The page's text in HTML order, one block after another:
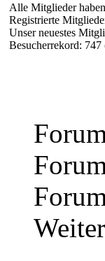
Alle Mitglieder
Registrierte
Unser neuestes
Besucherrekord: